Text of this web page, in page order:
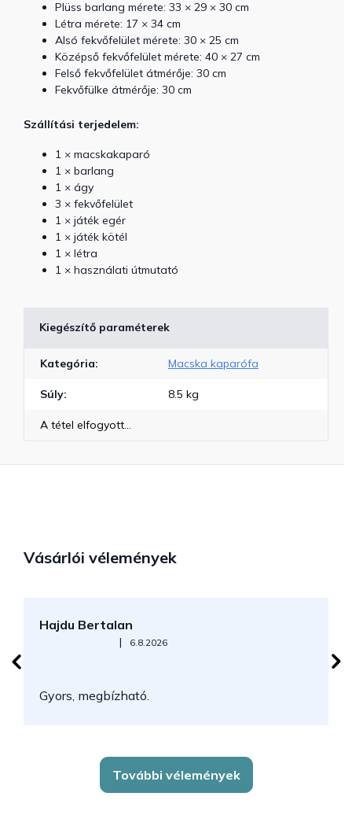
Plüss barlang mérete: 33 × 29 × 30 cm
Létra mérete: 17 × 34 cm
Alsó fekvőfelület mérete: 30 × 25 cm
Középső fekvőfelület mérete: 40 × 27 cm
Felső fekvőfelület átmérője: 30 cm
Fekvőfülke átmérője: 30 cm
Szállítási terjedelem:
1 × macskakaparó
1 × barlang
1 × ágy
3 × fekvőfelület
1 × játék egér
1 × játék kötél
1 × létra
1 × használati útmutató
Kiegészítő paraméterek
Kategória: Macska kaparófa
Súly: 8.5 kg
A tétel elfogyott…
Vásárlói vélemények
Hajdu Bertalan
Az áruház értékelése 5-ből 5 csillag.
| 6.8.2026
Gyors, megbízható.
További vélemények